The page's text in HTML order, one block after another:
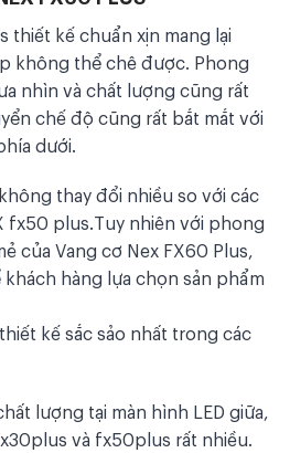
thiết kế chuẩn xịn mang lại
không thể chê được. Phong
nhìn và chất lượng cũng rất
chế độ cũng rất bắt mắt với
dưới.
thay đổi nhiều so với các
fx50 plus.Tuy nhiên với phong
của Vang cơ Nex FX60 Plus,
hàng lựa chọn sản phẩm
kế sắc sảo nhất trong các
lượng tại màn hình LED giữa,
và fx50plus rất nhiều.